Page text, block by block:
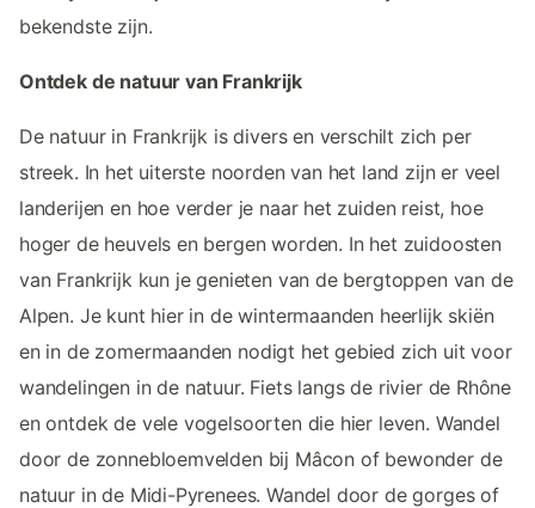
bekendste zijn.
Ontdek de natuur van Frankrijk
De natuur in Frankrijk is divers en verschilt zich per
streek. In het uiterste noorden van het land zijn er veel
landerijen en hoe verder je naar het zuiden reist, hoe
hoger de heuvels en bergen worden. In het zuidoosten
van Frankrijk kun je genieten van de bergtoppen van de
Alpen. Je kunt hier in de wintermaanden heerlijk skiën
en in de zomermaanden nodigt het gebied zich uit voor
wandelingen in de natuur. Fiets langs de rivier de Rhône
en ontdek de vele vogelsoorten die hier leven. Wandel
door de zonnebloemvelden bij Mâcon of bewonder de
natuur in de Midi-Pyrenees. Wandel door de gorges of